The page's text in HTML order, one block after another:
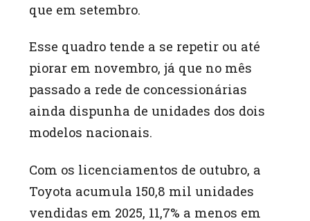
que em setembro.
Esse quadro tende a se repetir ou até
piorar em novembro, já que no mês
passado a rede de concessionárias
ainda dispunha de unidades dos dois
modelos nacionais.
Com os licenciamentos de outubro, a
Toyota acumula 150,8 mil unidades
vendidas em 2025, 11,7% a menos em